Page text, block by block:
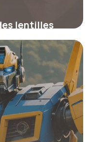
lentilles
ingénierie
et notre